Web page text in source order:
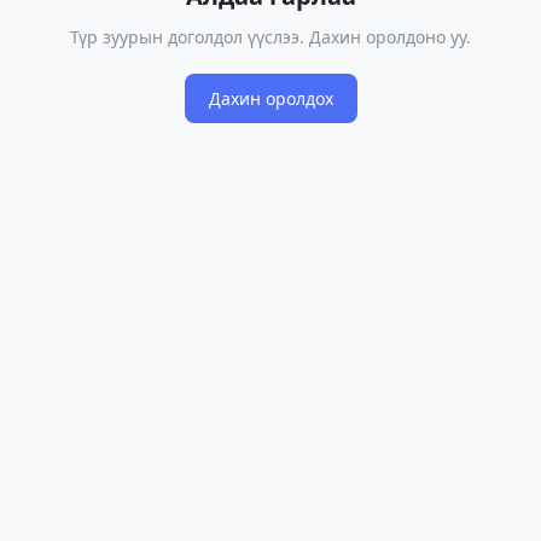
Түр зуурын доголдол үүслээ. Дахин оролдоно уу.
Дахин оролдох